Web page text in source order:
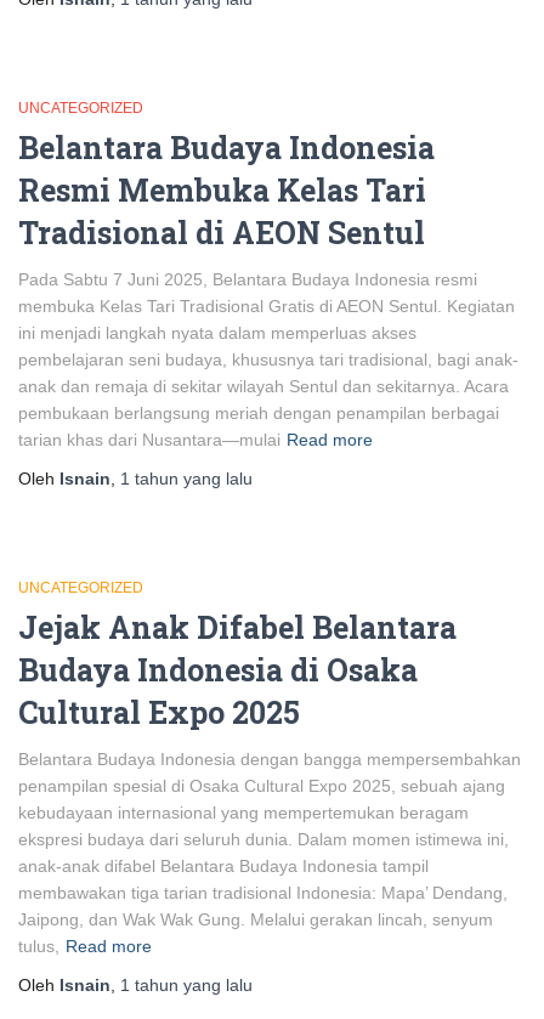
UNCATEGORIZED
Belantara Budaya Indonesia
Resmi Membuka Kelas Tari
Tradisional di AEON Sentul
Pada Sabtu 7 Juni 2025, Belantara Budaya Indonesia resmi
membuka Kelas Tari Tradisional Gratis di AEON Sentul. Kegiatan
ini menjadi langkah nyata dalam memperluas akses
pembelajaran seni budaya, khususnya tari tradisional, bagi anak-
anak dan remaja di sekitar wilayah Sentul dan sekitarnya. Acara
pembukaan berlangsung meriah dengan penampilan berbagai
tarian khas dari Nusantara—mulai Read more
Oleh Isnain 1 tahun yang lalu
UNCATEGORIZED
Jejak Anak Difabel Belantara
Budaya Indonesia di Osaka
Cultural Expo 2025
Belantara Budaya Indonesia dengan bangga mempersembahkan
penampilan spesial di Osaka Cultural Expo 2025, sebuah ajang
kebudayaan internasional yang mempertemukan beragam
ekspresi budaya dari seluruh dunia. Dalam momen istimewa ini,
anak-anak difabel Belantara Budaya Indonesia tampil
membawakan tiga tarian tradisional Indonesia: Mapa’ Dendang,
Jaipong, dan Wak Wak Gung. Melalui gerakan lincah, senyum
tulus,
Read more
Oleh Isnain 1 tahun yang lalu